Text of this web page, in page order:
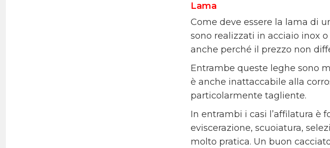
Lama
Come deve essere la lama di
sono realizzati in acciaio inox
anche perché il prezzo non
Entrambe queste leghe sono
è anche inattaccabile alla
particolarmente tagliente.
In entrambi i casi l’affilatura è
eviscerazione, scuoiatura,
molto pratica. Un buon